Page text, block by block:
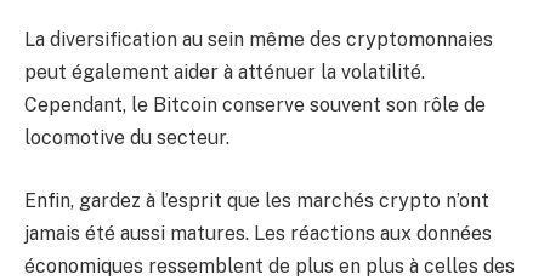
La diversification au sein même des cryptomonnaies
peut également aider à atténuer la volatilité.
Cependant, le Bitcoin conserve souvent son rôle de
locomotive du secteur.
Enfin, gardez à l’esprit que les marchés crypto n’ont
jamais été aussi matures. Les réactions aux données
économiques ressemblent de plus en plus à celles des